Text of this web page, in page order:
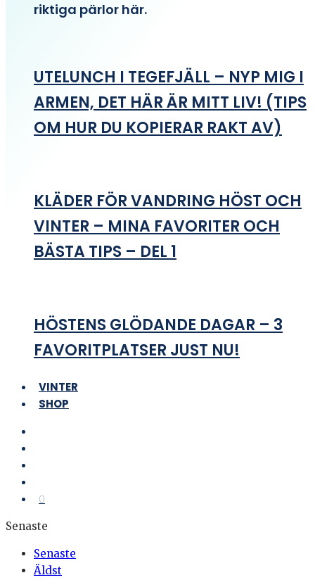
riktiga pärlor här.
UTELUNCH I TEGEFJÄLL – NYP MIG I
ARMEN, DET HÄR ÄR MITT LIV! (TIPS
OM HUR DU KOPIERAR RAKT AV)
KLÄDER FÖR VANDRING HÖST OCH
VINTER – MINA FAVORITER OCH
BÄSTA TIPS – DEL 1
HÖSTENS GLÖDANDE DAGAR – 3
FAVORITPLATSER JUST NU!
VINTER
SHOP
0
Senaste
Senaste
Äldst